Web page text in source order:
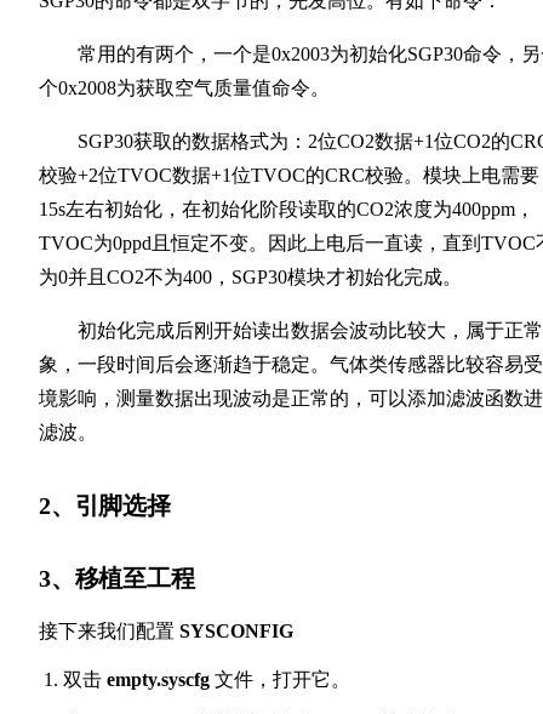
常用的有两个，一个是0x2003为初始化SGP30命令，
个0x2008为获取空气质量值命令。
SGP30获取的数据格式为：2位CO2数据+1位CO2的
校验+2位TVOC数据+1位TVOC的CRC校验。模块上电需要
15s左右初始化，在初始化阶段读取的CO2浓度为400ppm，
TVOC为0ppd且恒定不变。因此上电后一直读，直到TVOC
为0并且CO2不为400，SGP30模块才初始化完成。
初始化完成后刚开始读出数据会波动比较大，属于正
象，一段时间后会逐渐趋于稳定。气体类传感器比较容易
境影响，测量数据出现波动是正常的，可以添加滤波函数
滤波。
2、引脚选择
3、移植至工程
接下来我们配置 SYSCONFIG
双击 empty.syscfg 文件，打开它。